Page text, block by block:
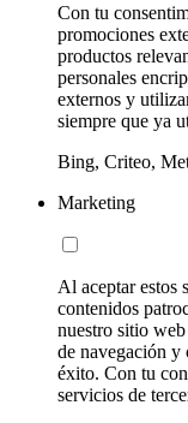
Con tu
promociones
productos
personales
externos y
siempre que ya
Bing, Criteo,
Marketing
Al aceptar estos
contenidos
nuestro sitio
de navegación y
éxito. Con tu
servicios de